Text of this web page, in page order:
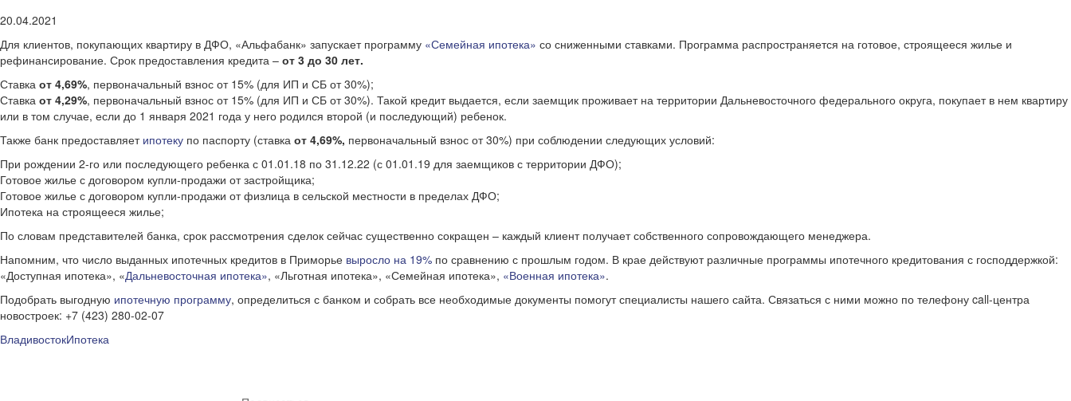
20.04.2021
Для клиентов, покупающих квартиру в ДФО, «Альфабанк» запускает программу «Семейная ипотека» со сниженными ставками. Программа распространяется на готовое, строящееся жилье и
рефинансирование. Срок предоставления кредита – от 3 до 30 лет.
Ставка от 4,69%, первоначальный взнос от 15% (для ИП и СБ от 30%);
Ставка от 4,29%, первоначальный взнос от 15% (для ИП и СБ от 30%). Такой кредит выдается, если заемщик проживает на территории Дальневосточного федерального округа, покупает в нем квартиру
или в том случае, если до 1 января 2021 года у него родился второй (и последующий) ребенок.
Также банк предоставляет ипотеку по паспорту (ставка от 4,69%, первоначальный взнос от 30%) при соблюдении следующих условий:
При рождении 2-го или последующего ребенка с 01.01.18 по 31.12.22 (с 01.01.19 для заемщиков с территории ДФО);
Готовое жилье с договором купли-продажи от застройщика;
Готовое жилье с договором купли-продажи от физлица в сельской местности в пределах ДФО;
Ипотека на строящееся жилье;
По словам представителей банка, срок рассмотрения сделок сейчас существенно сокращен – каждый клиент получает собственного сопровождающего менеджера.
Напомним, что число выданных ипотечных кредитов в Приморье выросло на 19% по сравнению с прошлым годом. В крае действуют различные программы ипотечного кредитования с господдержкой:
«Доступная ипотека», «Дальневосточная ипотека», «Льготная ипотека», «Семейная ипотека», «Военная ипотека».
Подобрать выгодную ипотечную программу, определиться с банком и собрать все необходимые документы помогут специалисты нашего сайта. Связаться с ними можно по телефону call-центра
новостроек: +7 (423) 280-02-07
ВладивостокИпотека